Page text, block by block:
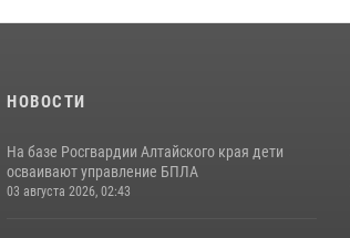
НОВОСТИ
На базе Росгвардии Алтайского края дети
осваивают управление БПЛА
03 августа 2026, 02:43